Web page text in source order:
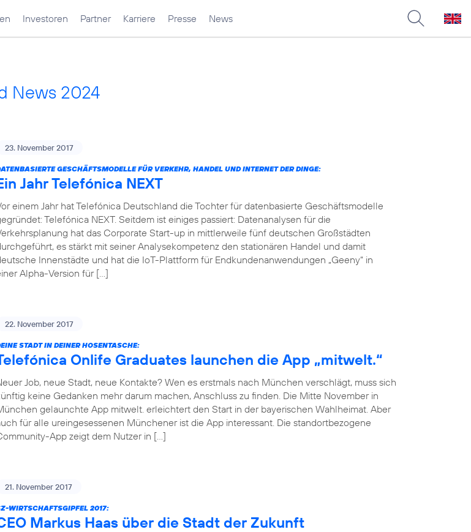
Investoren Partner Karriere Presse News
News 2024
23. November 2017
GESCHÄFTSMODELLE FÜR VERKEHR, HANDEL UND INTERNET DER DINGE:
Jahr Telefónica NEXT
einem Jahr hat Telefónica Deutschland die Tochter für datenbasierte Geschäftsmodelle
Telefónica NEXT. Seitdem ist einiges passiert: Datenanalysen für die
hat das Corporate Start-up in mittlerweile fünf deutschen Großstädten
es stärkt mit seiner Analysekompetenz den stationären Handel und damit
Innenstädte und hat die IoT-Plattform für Endkundenanwendungen „Geeny“ in
Alpha-Version für […]
22. November 2017
STADT IN DEINER HOSENTASCHE:
Onlife Graduates launchen die App „mitwelt.“
Job, neue Stadt, neue Kontakte? Wen es erstmals nach München verschlägt, muss sich
keine Gedanken mehr darum machen, Anschluss zu finden. Die Mitte November in
gelaunchte App mitwelt. erleichtert den Start in der bayerischen Wahlheimat. Aber
für alle ureingesessenen Münchener ist die App interessant. Die standortbezogene
App zeigt dem Nutzer in […]
21. November 2017
WIRTSCHAFTSGIPFEL 2017:
Markus Haas über die Stadt der Zukunft